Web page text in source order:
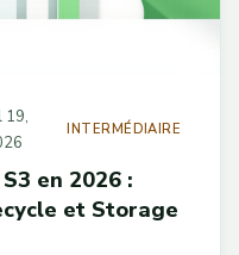
19,
INTERMÉDIAIRE
en 2026 :
et Storage